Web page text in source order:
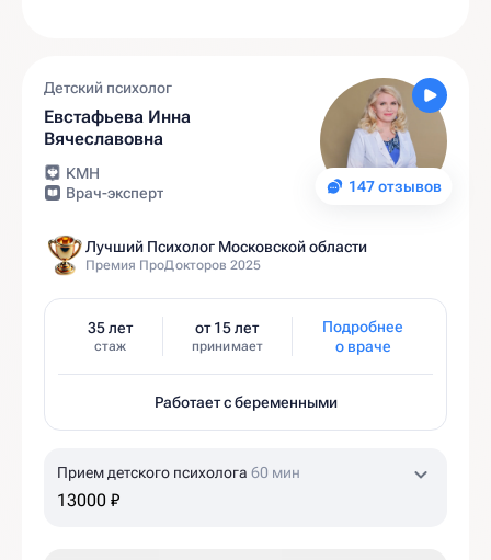
147 отзывов
Детский психолог
Евстафьева Инна
Вячеславовна
КМН
Врач-эксперт
Лучший Психолог Московской области
Премия ПроДокторов 2025
35 лет
стаж
от 15 лет
принимает
Подробнее
о враче
Работает с беременными
Прием детского психолога 60 мин
13000 ₽